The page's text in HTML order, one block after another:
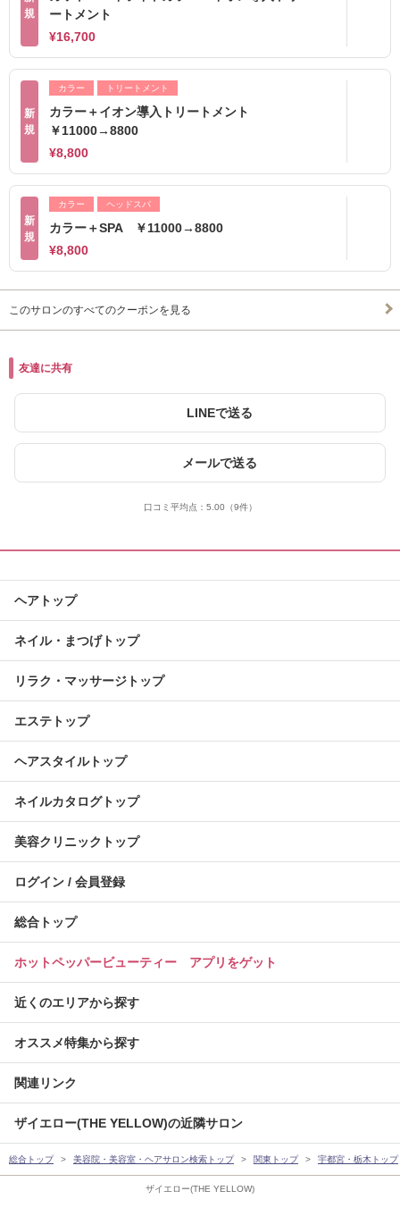
ザイエロー(THE YELLOW)
規
ートメント
¥16,700
新
規
カラー トリートメント
カラー＋イオン導入トリートメント
￥11000→8800
¥8,800
新
規
カラー ヘッドスパ
カラー＋SPA ￥11000→8800
¥8,800
このサロンのすべてのクーポンを見る
友達に共有
LINEで送る
メールで送る
口コミ平均点： 5.00 （9件）
ヘアトップ
ネイル・まつげトップ
リラク・マッサージトップ
エステトップ
ヘアスタイルトップ
ネイルカタログトップ
美容クリニックトップ
ログイン / 会員登録
総合トップ
ホットペッパービューティー アプリをゲット
近くのエリアから探す
オススメ特集から探す
関連リンク
ザイエロー(THE YELLOW)の近隣サロン
総合トップ 美容院・美容室・ヘアサロン検索トップ 関東トップ 宇都宮・栃木トップ